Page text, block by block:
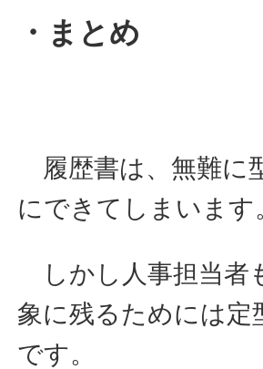
・まとめ
履歴書は、無難に
にできてしまいます
しかし人事担当者
象に残るためには
です。